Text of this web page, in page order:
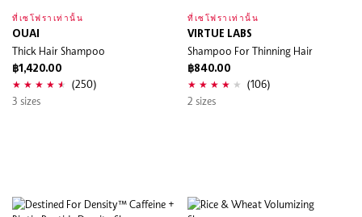
ที่เซโฟราเท่านั้น
OUAI
Thick Hair Shampoo
฿1,420.00
(250)
3 sizes
ที่เซโฟราเท่านั้น
VIRTUE LABS
Shampoo For Thinning Hair
฿840.00
(106)
2 sizes